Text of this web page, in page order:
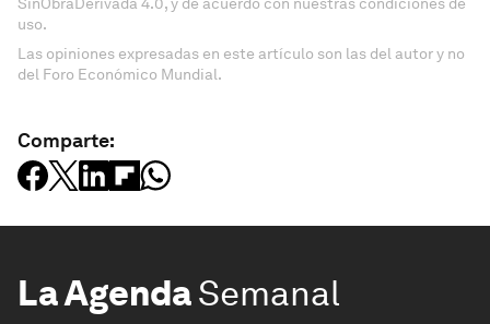
uso.
Las opiniones expresadas en este artículo son las del autor y no
del Foro Económico Mundial.
Comparte:
La AgendaSemanal